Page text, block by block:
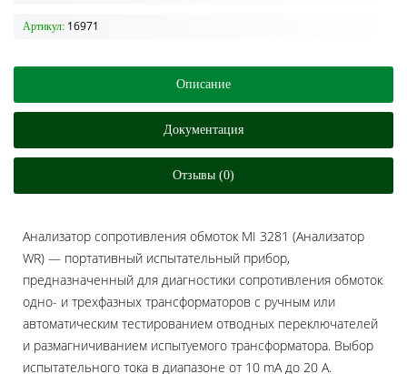
Артикул: 16971
Описание
Документация
Отзывы (0)
Анализатор сопротивления обмоток MI 3281 (Анализатор
WR) — портативный испытательный прибор,
предназначенный для диагностики сопротивления обмоток
одно- и трехфазных трансформаторов с ручным или
автоматическим тестированием отводных переключателей
и размагничиванием испытуемого трансформатора. Выбор
испытательного тока в диапазоне от 10 mA до 20 А.